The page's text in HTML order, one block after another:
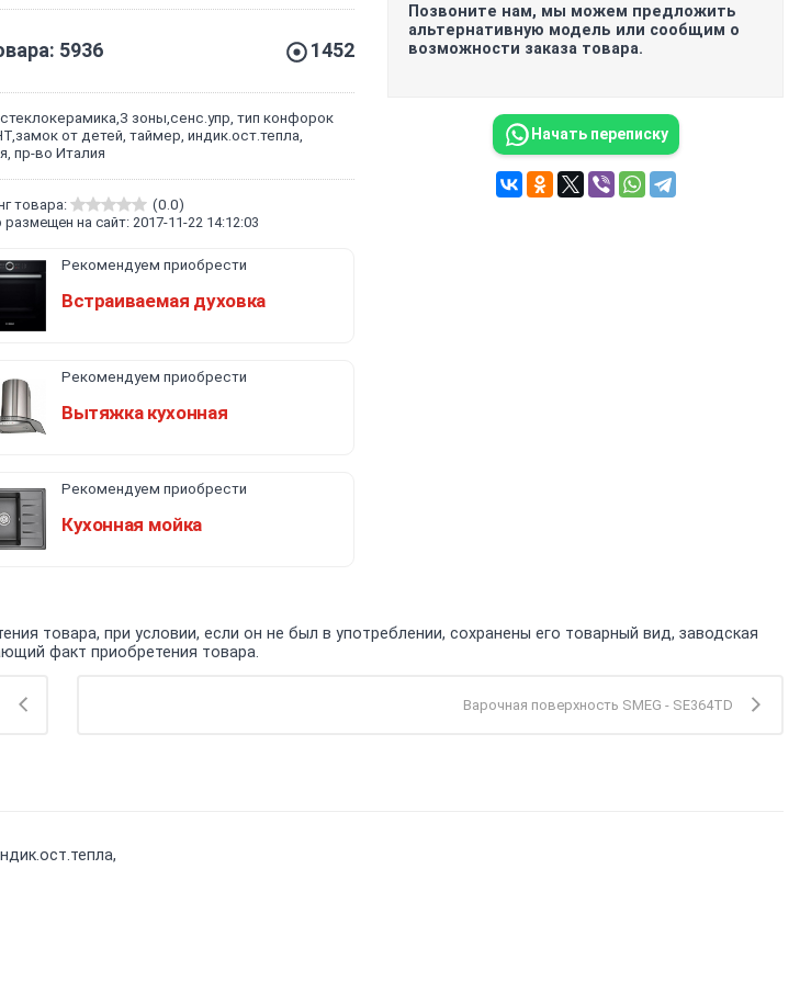
5936 1452
зоны,сенс.упр, тип конфорок
от детей, таймер, индик.ост.тепла,
пр-во Италия
товара:
(0.0)
размещен на сайт: 2017-11-22 14:12:03
Рекомендуем приобрести
Встраиваемая духовка
Рекомендуем приобрести
Вытяжка кухонная
Рекомендуем приобрести
Кухонная мойка
Позвоните нам, мы можем предложить
альтернативную модель или сообщим о
возможности заказа товара.
Начать переписку
товара, при условии, если он не был в употреблении, сохранены его товарный вид, заводская
факт приобретения товара.
Варочная поверхность SMEG - SE364TD